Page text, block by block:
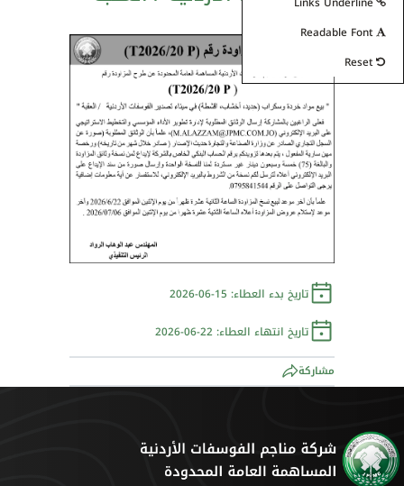
Readable Font
Reset
تاريخ بدء العطاء: 15-06-2026
تاريخ انتهاء العطاء: 22-06-2026
مشاركة